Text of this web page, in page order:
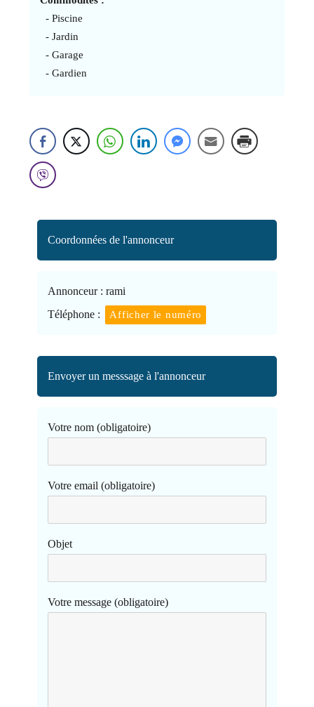
- Piscine
- Jardin
- Garage
- Gardien
Coordonnées de l'annonceur
Annonceur : rami
Téléphone :
Afficher le numéro
Envoyer un messsage à l'annonceur
Votre nom (obligatoire)
Votre email (obligatoire)
Objet
Votre message (obligatoire)